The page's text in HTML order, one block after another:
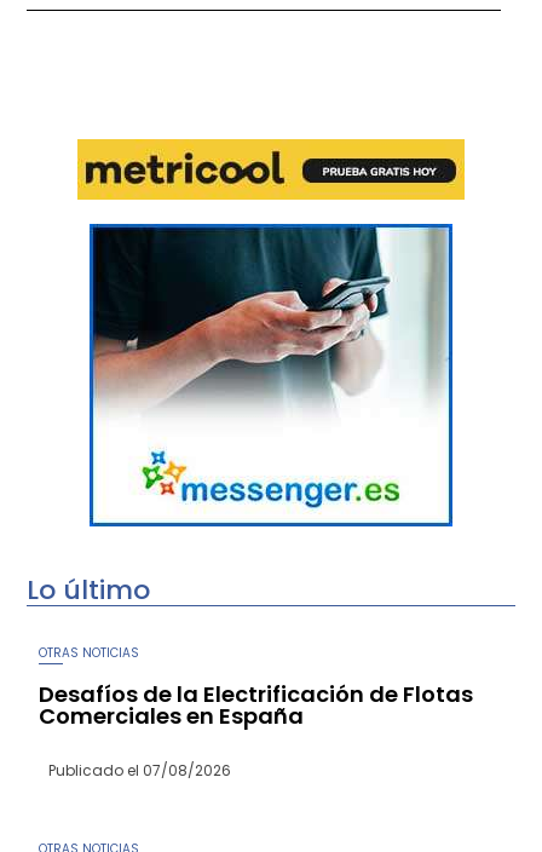
Lo último
OTRAS NOTICIAS
Desafíos de la Electrificación de Flotas
Comerciales en España
Publicado el 07/08/2026